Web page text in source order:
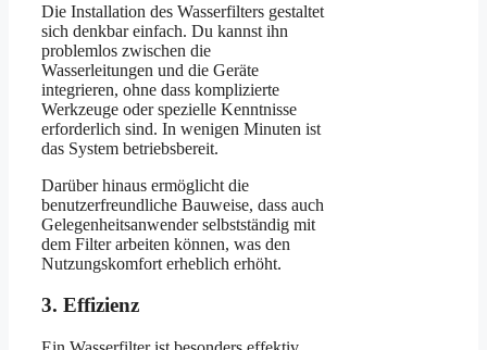
Die Installation des Wasserfilters gestaltet
sich denkbar einfach. Du kannst ihn
problemlos zwischen die
Wasserleitungen und die Geräte
integrieren, ohne dass komplizierte
Werkzeuge oder spezielle Kenntnisse
erforderlich sind. In wenigen Minuten ist
das System betriebsbereit.
Darüber hinaus ermöglicht die
benutzerfreundliche Bauweise, dass auch
Gelegenheitsanwender selbstständig mit
dem Filter arbeiten können, was den
Nutzungskomfort erheblich erhöht.
3. Effizienz